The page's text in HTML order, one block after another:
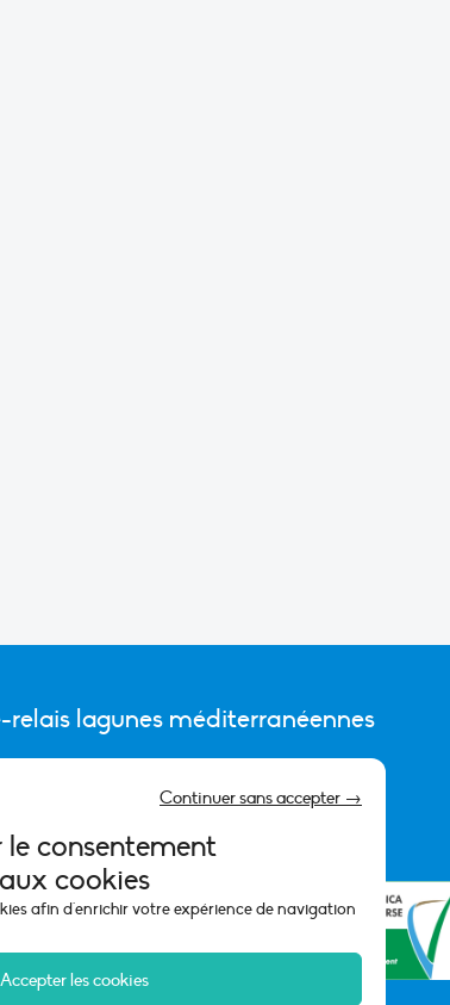
le consentement
aux cookies
afin d'enrichir votre expérience de navigation
Accepter les cookies
Continuer sans accepter →
relais lagunes méditerranéennes
L’ÉQUIPE DU PÔLE